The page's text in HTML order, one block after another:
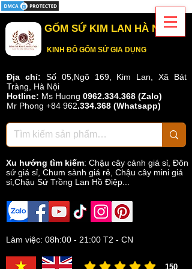
GỐM SỨ KIM LAN HÀ NỘI
KINH ĐÔ GỐM SỨ GIA DỤNG
Địa chỉ: Số 05,Ngõ 169, Kim Lan, Xã Bát
Tràng, Hà Nội
Hotline: Ms Huong 0962.334.368 (Zalo)
Mr Phong +84 962.334.368 (Whatsapp)
Xu hướng tìm kiếm: Chậu cây cảnh giá sỉ Đôn
sứ giá sỉ Chum sành giá rẻ Chậu cây mini giá
sỉ,Chậu Sứ Trồng Lan Hồ Điệp...
Làm việc: 08h:00 - 21:00 T2 - CN
150